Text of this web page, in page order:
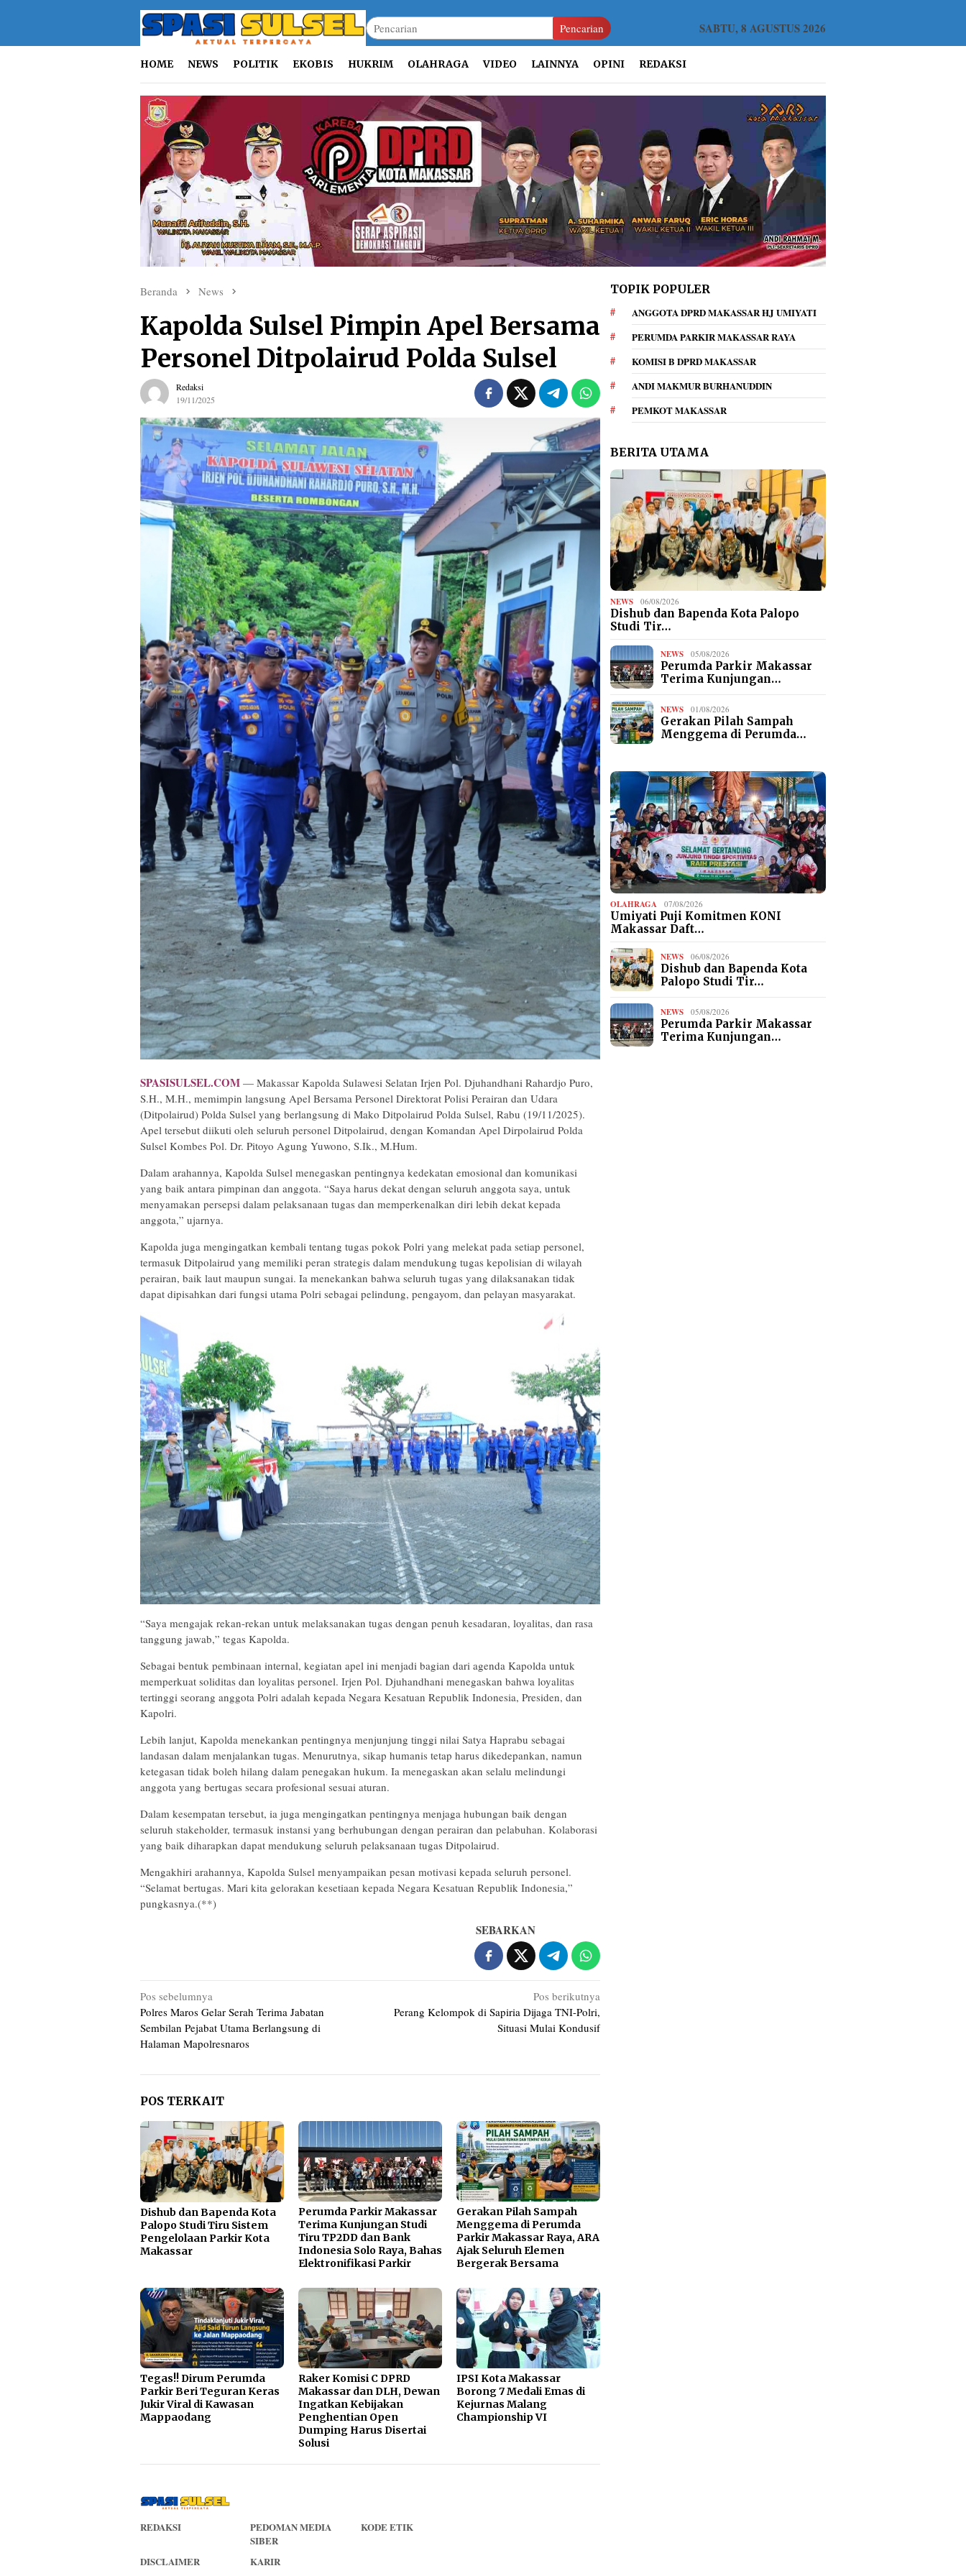
Pencarian SABTU, 8 AGUSTUS 2026
HOME NEWS POLITIK EKOBIS HUKRIM OLAHRAGA VIDEO LAINNYA OPINI REDAKSI
Beranda News
Kapolda Sulsel Pimpin Apel Bersama
Personel Ditpolairud Polda Sulsel
Redaksi
19/11/2025
SPASISULSEL.COM — Makassar Kapolda Sulawesi Selatan Irjen Pol. Djuhandhani Rahardjo Puro,
S.H., M.H., memimpin langsung Apel Bersama Personel Direktorat Polisi Perairan dan Udara
(Ditpolairud) Polda Sulsel yang berlangsung di Mako Ditpolairud Polda Sulsel, Rabu (19/11/2025).
Apel tersebut diikuti oleh seluruh personel Ditpolairud, dengan Komandan Apel Dirpolairud Polda
Sulsel Kombes Pol. Dr. Pitoyo Agung Yuwono, S.Ik., M.Hum.
Dalam arahannya, Kapolda Sulsel menegaskan pentingnya kedekatan emosional dan komunikasi
yang baik antara pimpinan dan anggota. “Saya harus dekat dengan seluruh anggota saya, untuk
menyamakan persepsi dalam pelaksanaan tugas dan memperkenalkan diri lebih dekat kepada
anggota,” ujarnya.
Kapolda juga mengingatkan kembali tentang tugas pokok Polri yang melekat pada setiap personel,
termasuk Ditpolairud yang memiliki peran strategis dalam mendukung tugas kepolisian di wilayah
perairan, baik laut maupun sungai. Ia menekankan bahwa seluruh tugas yang dilaksanakan tidak
dapat dipisahkan dari fungsi utama Polri sebagai pelindung, pengayom, dan pelayan masyarakat.
“Saya mengajak rekan-rekan untuk melaksanakan tugas dengan penuh kesadaran, loyalitas, dan rasa
tanggung jawab,” tegas Kapolda.
Sebagai bentuk pembinaan internal, kegiatan apel ini menjadi bagian dari agenda Kapolda untuk
memperkuat soliditas dan loyalitas personel. Irjen Pol. Djuhandhani menegaskan bahwa loyalitas
tertinggi seorang anggota Polri adalah kepada Negara Kesatuan Republik Indonesia, Presiden, dan
Kapolri.
Lebih lanjut, Kapolda menekankan pentingnya menjunjung tinggi nilai Satya Haprabu sebagai
landasan dalam menjalankan tugas. Menurutnya, sikap humanis tetap harus dikedepankan, namun
ketegasan tidak boleh hilang dalam penegakan hukum. Ia menegaskan akan selalu melindungi
anggota yang bertugas secara profesional sesuai aturan.
Dalam kesempatan tersebut, ia juga mengingatkan pentingnya menjaga hubungan baik dengan
seluruh stakeholder, termasuk instansi yang berhubungan dengan perairan dan pelabuhan. Kolaborasi
yang baik diharapkan dapat mendukung seluruh pelaksanaan tugas Ditpolairud.
Mengakhiri arahannya, Kapolda Sulsel menyampaikan pesan motivasi kepada seluruh personel.
“Selamat bertugas. Mari kita gelorakan kesetiaan kepada Negara Kesatuan Republik Indonesia,”
pungkasnya.(**)
SEBARKAN
Navigasi
pos
Pos sebelumnya
Polres Maros Gelar Serah Terima Jabatan
Sembilan Pejabat Utama Berlangsung di
Halaman Mapolresnaros
Pos berikutnya
Perang Kelompok di Sapiria Dijaga TNI-Polri,
Situasi Mulai Kondusif
POS TERKAIT
Dishub dan Bapenda Kota
Palopo Studi Tiru Sistem
Pengelolaan Parkir Kota
Makassar
Perumda Parkir Makassar
Terima Kunjungan Studi
Tiru TP2DD dan Bank
Indonesia Solo Raya, Bahas
Elektronifikasi Parkir
Gerakan Pilah Sampah
Menggema di Perumda
Parkir Makassar Raya, ARA
Ajak Seluruh Elemen
Bergerak Bersama
Tegas!! Dirum Perumda
Parkir Beri Teguran Keras
Jukir Viral di Kawasan
Mappaodang
Raker Komisi C DPRD
Makassar dan DLH, Dewan
Ingatkan Kebijakan
Penghentian Open
Dumping Harus Disertai
Solusi
IPSI Kota Makassar
Borong 7 Medali Emas di
Kejurnas Malang
Championship VI
TOPIK POPULER
ANGGOTA DPRD MAKASSAR HJ UMIYATI
PERUMDA PARKIR MAKASSAR RAYA
KOMISI B DPRD MAKASSAR
ANDI MAKMUR BURHANUDDIN
PEMKOT MAKASSAR
BERITA UTAMA
NEWS 06/08/2026
Dishub dan Bapenda Kota Palopo
Studi Tir…
NEWS 05/08/2026
Perumda Parkir Makassar
Terima Kunjungan…
NEWS 01/08/2026
Gerakan Pilah Sampah
Menggema di Perumda…
OLAHRAGA 07/08/2026
Umiyati Puji Komitmen KONI
Makassar Daft…
NEWS 06/08/2026
Dishub dan Bapenda Kota
Palopo Studi Tir…
NEWS 05/08/2026
Perumda Parkir Makassar
Terima Kunjungan…
REDAKSI
PEDOMAN MEDIA
SIBER
KODE ETIK
DISCLAIMER KARIR